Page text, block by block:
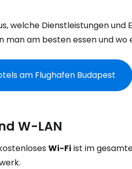
welche Dienstleistungen
man am besten essen und wo
am Flughafen Budapest
W-LAN
Wi-Fi ist im